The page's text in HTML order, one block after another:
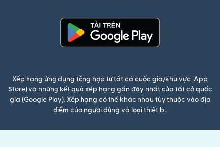
Xếp hạng ứng dụng tổng hợp từ tất cả quốc gia/khu vực (App
Store) và những kết quả xếp hạng gần đây nhất của tất cả quốc
gia (Google Play). Xếp hạng có thể khác nhau tùy thuộc vào địa
điểm của người dùng và loại thiết bị.